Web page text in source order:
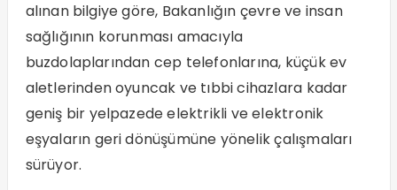
alınan bilgiye göre, Bakanlığın çevre ve insan
sağlığının korunması amacıyla
buzdolaplarından cep telefonlarına, küçük ev
aletlerinden oyuncak ve tıbbi cihazlara kadar
geniş bir yelpazede elektrikli ve elektronik
eşyaların geri dönüşümüne yönelik çalışmaları
sürüyor.